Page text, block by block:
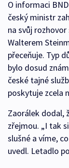
O informaci
český ministr
na svůj
Walterem
přeceňuje. Typ
bylo dosud
české tajné
poskytuje zcela
Zaorálek dodal,
zřejmou. „I tak
slušné a víme,
uvedl. Letadlo